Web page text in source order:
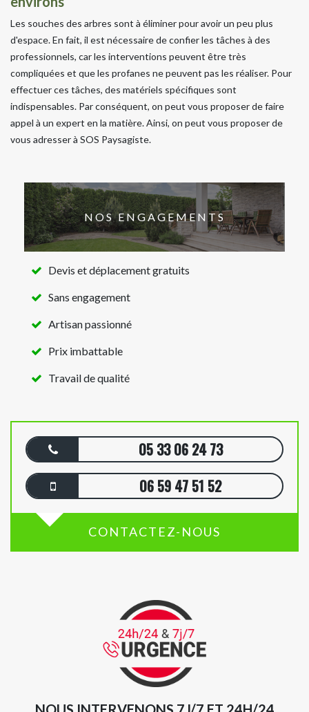
Les souches des arbres sont à éliminer pour avoir un peu plus
d'espace. En fait, il est nécessaire de confier les tâches à des
professionnels, car les interventions peuvent être très
compliquées et que les profanes ne peuvent pas les réaliser. Pour
effectuer ces tâches, des matériels spécifiques sont
indispensables. Par conséquent, on peut vous proposer de faire
appel à un expert en la matière. Ainsi, on peut vous proposer de
vous adresser à SOS Paysagiste.
NOS ENGAGEMENTS
Devis et déplacement gratuits
Sans engagement
Artisan passionné
Prix imbattable
Travail de qualité
05 33 06 24 73
06 59 47 51 52
CONTACTEZ-NOUS